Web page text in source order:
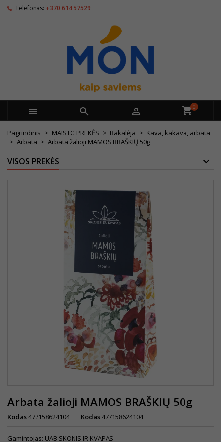
Telefonas: +370 614 57529
   0
Pagrindinis MAISTO PREKĖS Bakalėja
Kava, kakava, arbata
Arbata
Arbata žalioji MAMOS BRAŠKIŲ 50g
VISOS PREKĖS
Arbata žalioji MAMOS BRAŠKIŲ 50g
Kodas477158624104 Kodas477158624104
Gamintojas: UAB SKONIS IR KVAPAS